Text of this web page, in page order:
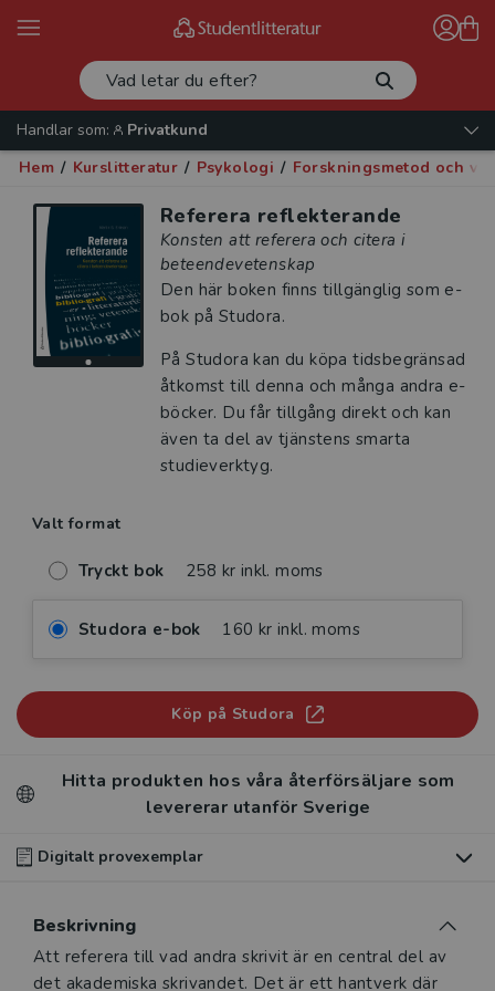
Handlar som:
Privatkund
Hem / Kurslitteratur / Psykologi / Forskningsmetod och
Referera reflekterande
Konsten att referera och citera i
beteendevetenskap
Den här boken finns tillgänglig som e-
bok på Studora.
På Studora kan du köpa tidsbegränsad
åtkomst till denna och många andra e-
böcker. Du får tillgång direkt och kan
även ta del av tjänstens smarta
studieverktyg.
Valt format
Tryckt bok 258 kr inkl. moms
Studora e-bok 160 kr inkl. moms
Köp på Studora
Hitta produkten hos våra återförsäljare som
levererar utanför Sverige
Digitalt provexemplar
digitalt provexemplar av den här produkten
Våra digitala provexemplar tillhandahålls via Studora.se
Beskrivning
Beskrivning
Att referera till vad andra skrivit är en central del av
det akademiska skrivandet. Det är ett hantverk där